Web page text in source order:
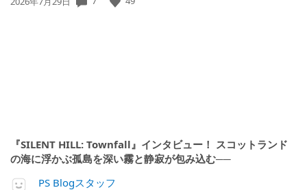
『SILENT HILL: Townfall』インタビュー！ スコットランド
の海に浮かぶ孤島を深い霧と静寂が包み込む──
PS Blogスタッフ